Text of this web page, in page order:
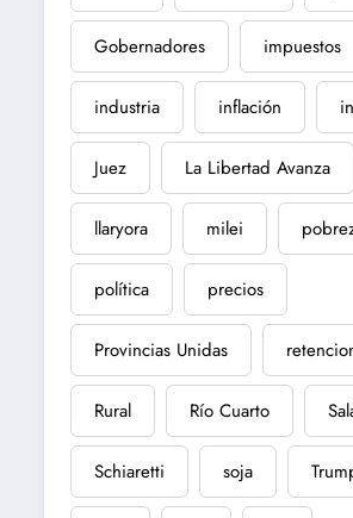
Gobernadores impuestos
industria inflación
Juez La Libertad Avanza
llaryora milei
política precios
Provincias Unidas
Rural Río Cuarto
Schiaretti soja